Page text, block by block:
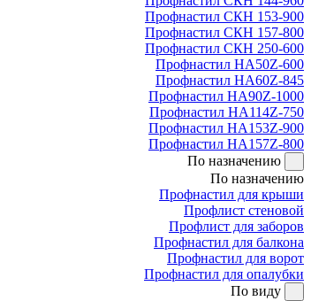
Профнастил СКН 153-900
Профнастил СКН 157-800
Профнастил СКН 250-600
Профнастил НА50Z-600
Профнастил НА60Z-845
Профнастил НА90Z-1000
Профнастил НА114Z-750
Профнастил НА153Z-900
Профнастил НА157Z-800
По назначению
По назначению
Профнастил для крыши
Профлист стеновой
Профлист для заборов
Профнастил для балкона
Профнастил для ворот
Профнастил для опалубки
По виду